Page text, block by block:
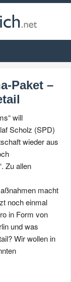
Paket –
will
Scholz (SPD)
wieder aus
Zu allen
macht
noch einmal
in Form von
und was
Wir wollen in